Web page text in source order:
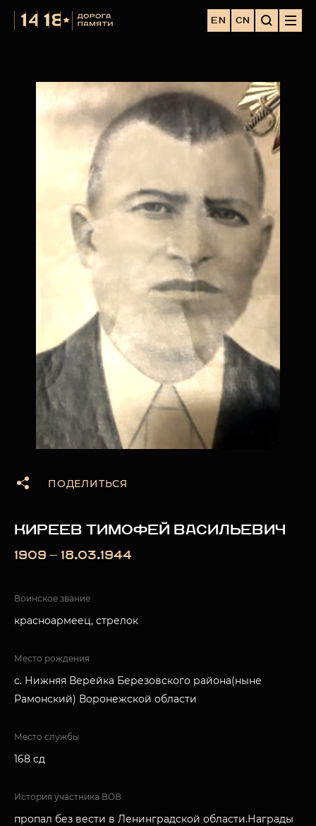
EN CN
ПОДЕЛИТЬСЯ
КИРЕЕВ ТИМОФЕЙ ВАСИЛЬЕВИЧ
1909 — 18.03.1944
Воинское звание
красноармеец, стрелок
Место рождения
с. Нижняя Верейка Березовского района(ныне
Рамонский) Воронежской области
Место службы
168 сд
История участника ВОВ
пропал без вести в Ленинградской области.Награды